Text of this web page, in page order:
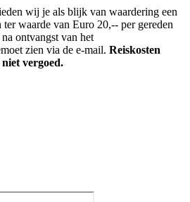
wij je als blijk van waardering een
waarde van Euro 20,-- per gereden
ontvangst van het
zien via de e-mail. Reiskosten
vergoed.